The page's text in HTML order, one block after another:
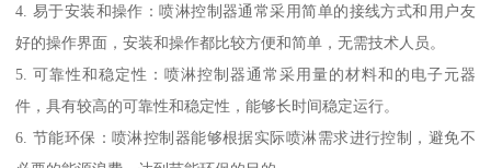
4. 易于安装和操作：喷淋控制器通常采用简单的接线方式和用户友
好的操作界面，安装和操作都比较方便和简单，无需技术人员。
5. 可靠性和稳定性：喷淋控制器通常采用量的材料和的电子元器
件，具有较高的可靠性和稳定性，能够长时间稳定运行。
6. 节能环保：喷淋控制器能够根据实际喷淋需求进行控制，避免不